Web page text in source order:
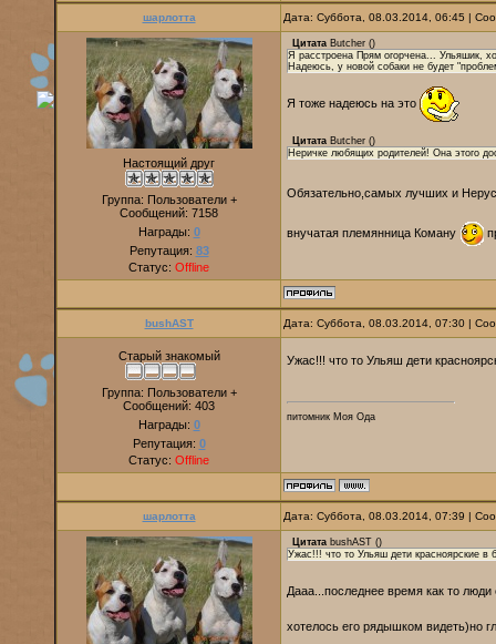
шарлотта Дата: Суббота, 08.03.2014, 06:45 |
Настоящий друг
Группа: Пользователи +
Сообщений: 7158
Награды: 0
Репутация: 83
Статус: Offline
Цитата Butcher ()
Я расстроена Прям огорчена... Ульяшик,
Надеюсь, у новой собаки не будет
Я тоже надеюсь на это
Цитата Butcher ()
Неричке любящих родителей! Она этого
Обязательно,самых лучших и
внучатая племянница Коману
bushAST Дата: Суббота, 08.03.2014, 07:30 |
Старый знакомый
Группа: Пользователи +
Сообщений: 403
Награды: 0
Репутация: 0
Статус: Offline
Ужас!!! что то Ульяш дети
питомник Моя Ода
шарлотта Дата: Суббота, 08.03.2014, 07:39 |
Цитата bushAST ()
Ужас!!! что то Ульяш дети красноярские в
Дааа...последнее время как то
хотелось его рядышком видеть)но